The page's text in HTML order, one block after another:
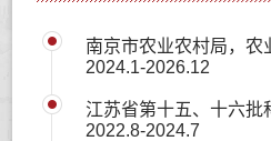
南京市农业农村局，农
2024.1-2026.12
江苏省第十五、十六批
2022.8-2024.7